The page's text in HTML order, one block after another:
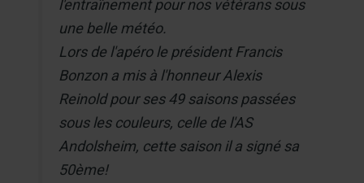
l'entraînement pour nos vétérans sous
une belle météo.
Lors de l'apéro le président Francis
Bonzon a mis à l'honneur Alexis
Reinold pour ses 49 saisons passées
sous les couleurs, celle de l'AS
Andolsheim, cette saison il a signé sa
50ème!